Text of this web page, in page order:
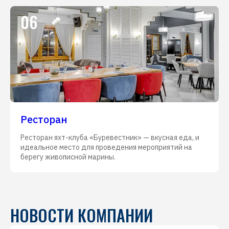
06
Ресторан
Ресторан яхт-клуба «Буревестник» — вкусная еда, и
идеальное место для проведения мероприятий на
берегу живописной марины.
НОВОСТИ КОМПАНИИ